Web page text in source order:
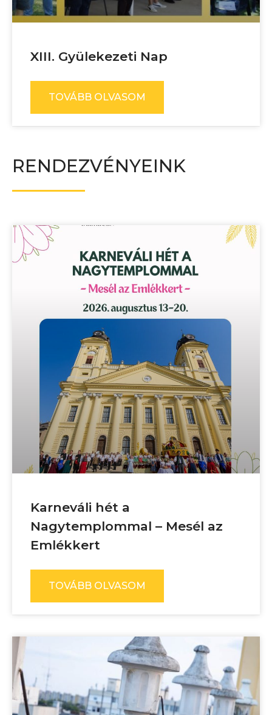
XIII. Gyülekezeti Nap
TOVÁBB OLVASOM
RENDEZVÉNYEINK
Karneváli hét a
Nagytemplommal – Mesél az
Emlékkert
TOVÁBB OLVASOM